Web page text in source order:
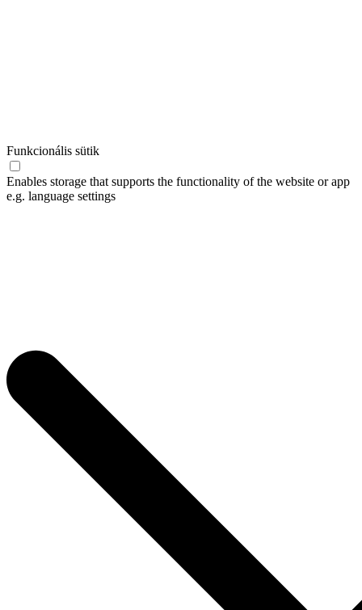
Funkcionális sütik
Enables storage that supports the functionality of the website or app
e.g. language settings